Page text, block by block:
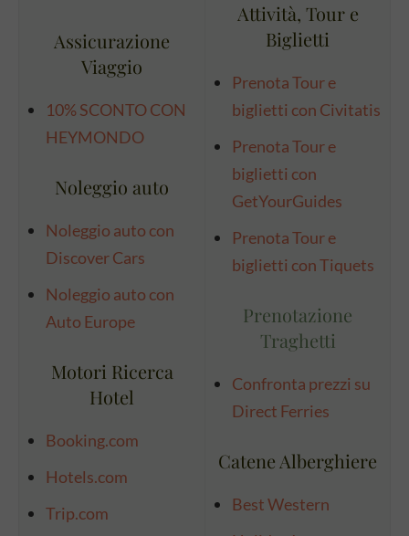
Assicurazione
Viaggio
10% SCONTO CON
HEYMONDO
Noleggio auto
Noleggio auto con
Discover Cars
Noleggio auto con
Auto Europe
Motori Ricerca
Hotel
Booking.com
Hotels.com
Trip.com
Attività, Tour e
Biglietti
Prenota Tour e
biglietti con Civitatis
Prenota Tour e
biglietti con
GetYourGuides
Prenota Tour e
biglietti con Tiquets
Prenotazione
Traghetti
Confronta prezzi su
Direct Ferries
Catene Alberghiere
Best Western